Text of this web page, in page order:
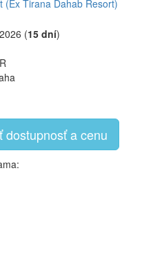
(Ex Tirana Dahab Resort)
(15 dní)
dostupnosť a cenu